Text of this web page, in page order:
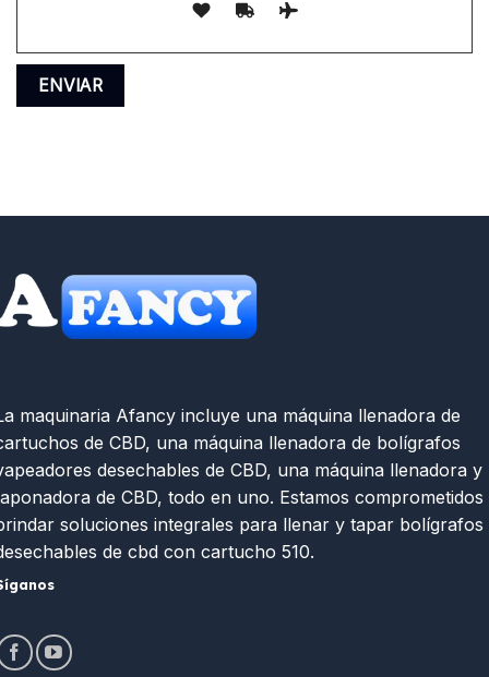
maquinaria Afancy incluye una máquina llenadora de
de CBD, una máquina llenadora de bolígrafos
desechables de CBD, una máquina llenadora y
de CBD, todo en uno. Estamos comprometidos
soluciones integrales para llenar y tapar bolígrafos
de cbd con cartucho 510.